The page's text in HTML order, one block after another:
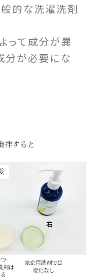
的な洗濯洗剤
って成分が異
分が必要にな